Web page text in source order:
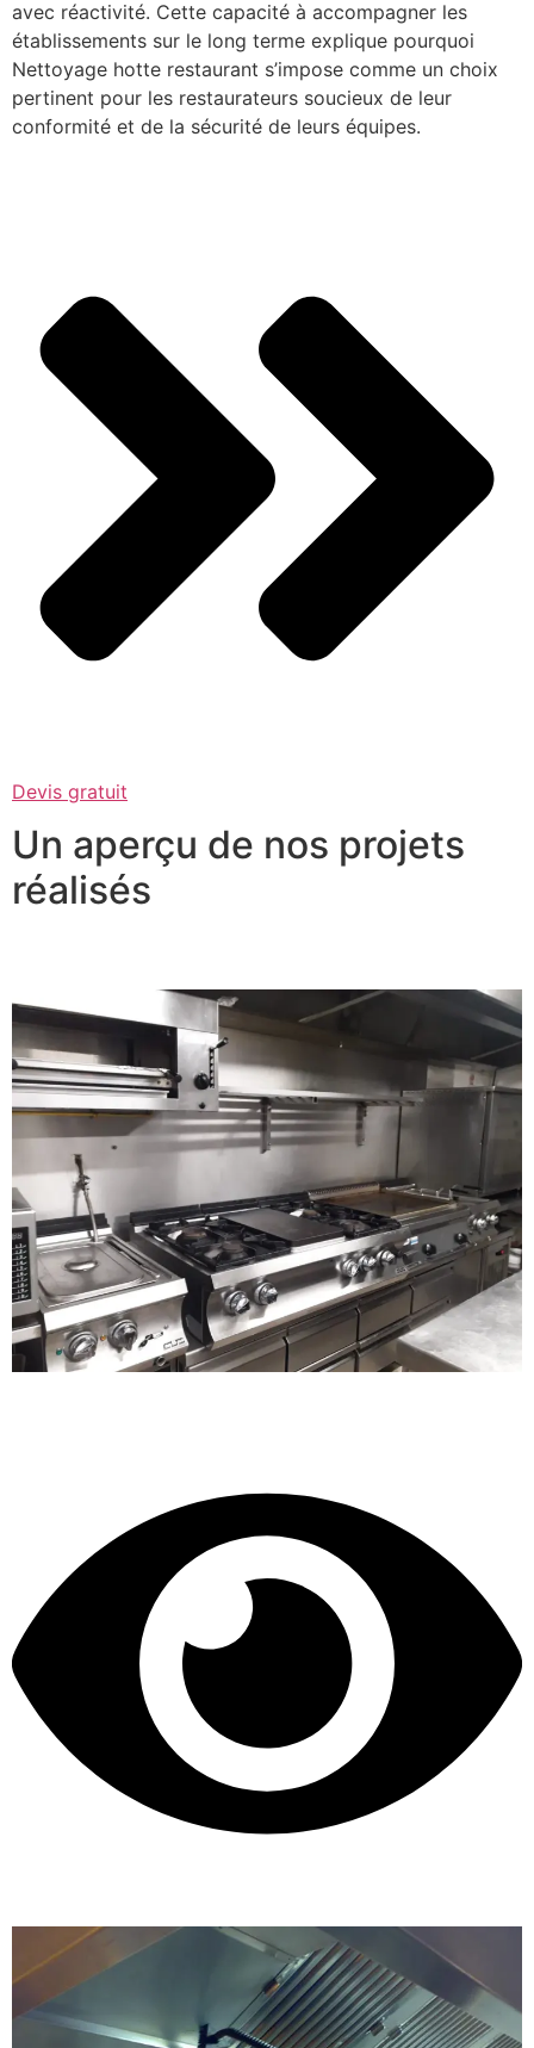
avec réactivité. Cette capacité à accompagner les
établissements sur le long terme explique pourquoi
Nettoyage hotte restaurant s’impose comme un choix
pertinent pour les restaurateurs soucieux de leur
conformité et de la sécurité de leurs équipes.
Devis gratuit
Un aperçu de nos projets
réalisés